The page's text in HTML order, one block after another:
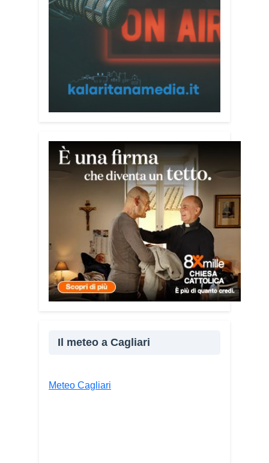
l’incontro con l’arcivescovo monsignor
Giuseppe Baturi ha approfondito il ruolo
dei giovani nella costruzione di ponti tra
inserito nel percorso “Cagliari Città della
Pace e del Mediterraneo”, progetto che
promuove il dialogo e la collaborazione
Tra le testimonianze quella di Thea,
giovane libanese del Consiglio dei
Giovani del Mediterraneo della CEI: «Il
campo è molto più di un’esperienza di
volontariato: è un’opportunità per
costruire relazioni attraverso il servizio,
linguaggio universale capace di unire
persone diverse».
Condividi:
Facebook X
E-mail Stampa
Il meteo a Cagliari
Meteo Cagliari